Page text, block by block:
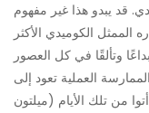
قد يبدو هذا غير مفهوم
الممثل الكوميدي الأكثر
العملية تعود إلى
من تلك الأيام (ميلتون